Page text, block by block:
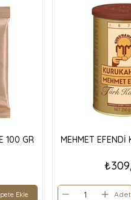
100 GR
Ekle
MEHMET EFENDİ
Adet